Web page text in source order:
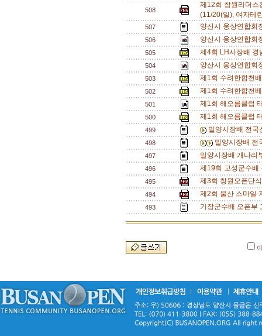
508
제12회 창원리더스
(11/20(일), 여자테
507 양산시 웅상연합회
506 양산시 웅상연합회
505 제4회 LH사장배
504 양산시 웅상연합
503 제1회 수려한합천
502 제1회 수려한합천
501 제1회 해오름클럽
500 제1회 해오름클럽
499 밀양시장배 전
498 밀양시장배
497 밀양시장배 개나
496 제19회 고성군수
495 제3회 창원오픈단
494 제2회 울산 스마일
493 기장군수배 오픈